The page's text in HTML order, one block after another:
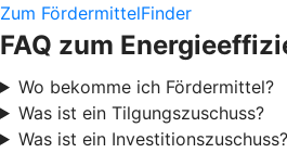
Zum FördermittelFinder
FAQ zum
Wo bekomme ich Fördermittel?
Was ist ein Tilgungszuschuss?
Was ist ein Investitionszuschuss?